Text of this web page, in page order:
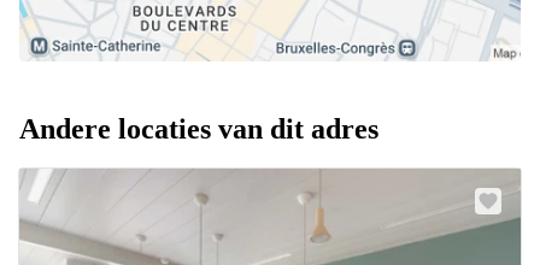
Andere locaties van dit adres